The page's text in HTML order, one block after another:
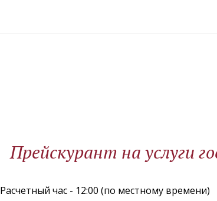
Прейскурант на услуги
Расчетный час - 12:00 (по местному времени)